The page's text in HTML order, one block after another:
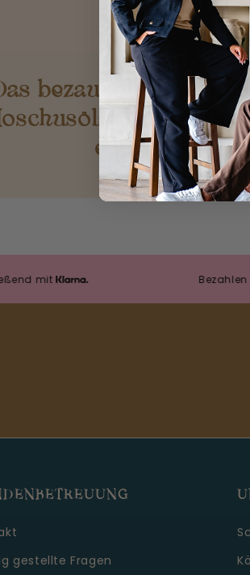
bezaubernde
Natürliche
entschlüsselt
Bezahlen Sie
gestellte Fragen